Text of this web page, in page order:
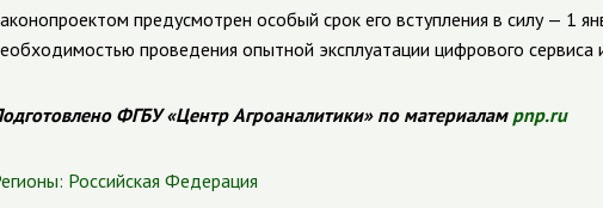
предусмотрен особый срок его вступления в силу — 1
проведения опытной эксплуатации цифрового сервиса
ФГБУ «Центр Агроаналитики» по материалам pnp.ru
Российская Федерация